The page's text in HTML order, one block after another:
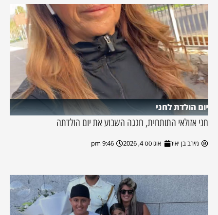
יום הולדת לחני
חני אזולאי התותחית, חגגה השבוע את יום הולדתה
מירב בן יאיר אוגוסט 4, 2026 9:46 pm